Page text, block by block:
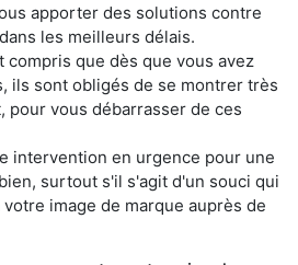
apporter des solutions contre
les meilleurs délais.
compris que dès que vous avez
ils sont obligés de se montrer très
pour vous débarrasser de ces
intervention en urgence pour une
surtout s'il s'agit d'un souci qui
image de marque auprès de